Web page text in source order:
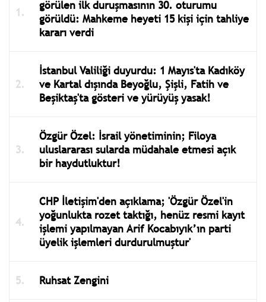
görülen ilk duruşmasının 30. oturumu
görüldü: Mahkeme heyeti 15 kişi için tahliye
kararı verdi
İstanbul Valiliği duyurdu: 1 Mayıs'ta Kadıköy
ve Kartal dışında Beyoğlu, Şişli, Fatih ve
Beşiktaş'ta gösteri ve yürüyüş yasak!
Özgür Özel: İsrail yönetiminin; Filoya
uluslararası sularda müdahale etmesi açık
bir haydutluktur!
CHP İletişim'den açıklama; 'Özgür Özel'in
yoğunlukta rozet taktığı, henüz resmi kayıt
işlemi yapılmayan Arif Kocabıyık’ın parti
üyelik işlemleri durdurulmuştur'
Ruhsat Zengini